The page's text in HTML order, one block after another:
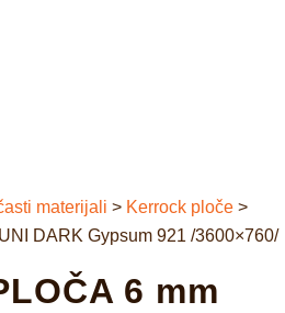
materijali > Kerrock ploče >
DARK Gypsum 921 /3600×760/
6 mm